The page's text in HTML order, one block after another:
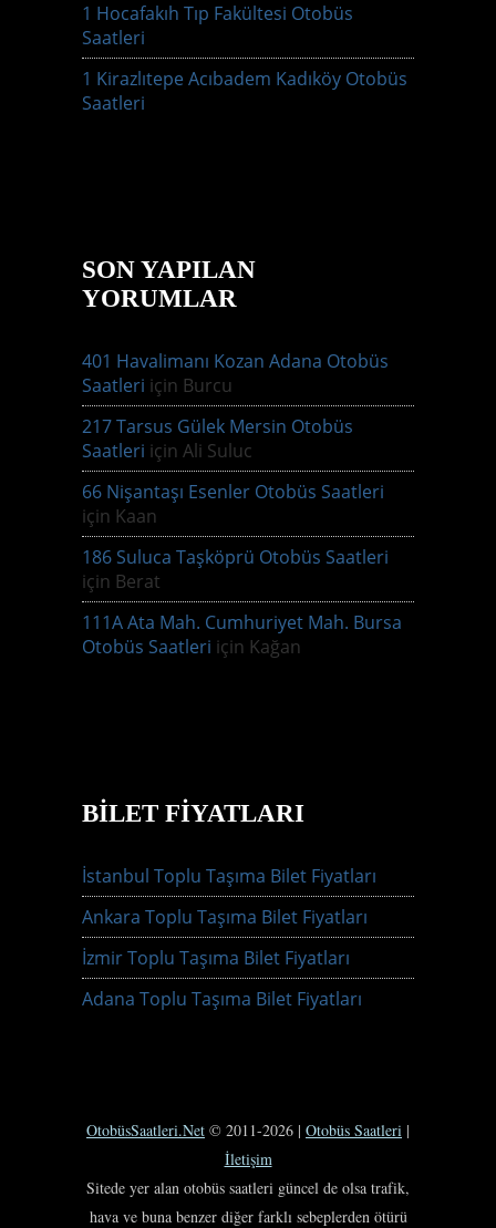
1 Hocafakıh Tıp Fakültesi Otobüs
Saatleri
1 Kirazlıtepe Acıbadem Kadıköy Otobüs
Saatleri
SON YAPILAN
YORUMLAR
401 Havalimanı Kozan Adana Otobüs
Saatleri için Burcu
217 Tarsus Gülek Mersin Otobüs
Saatleri için Ali Suluc
66 Nişantaşı Esenler Otobüs Saatleri
için Kaan
186 Suluca Taşköprü Otobüs Saatleri
için Berat
111A Ata Mah. Cumhuriyet Mah. Bursa
Otobüs Saatleri için Kağan
BILET FIYATLARI
İstanbul Toplu Taşıma Bilet Fiyatları
Ankara Toplu Taşıma Bilet Fiyatları
İzmir Toplu Taşıma Bilet Fiyatları
Adana Toplu Taşıma Bilet Fiyatları
OtobüsSaatleri.Net © 2011-2026 | Otobüs Saatleri |
İletişim
Sitede yer alan otobüs saatleri güncel de olsa trafik,
hava ve buna benzer diğer farklı sebeplerden ötürü